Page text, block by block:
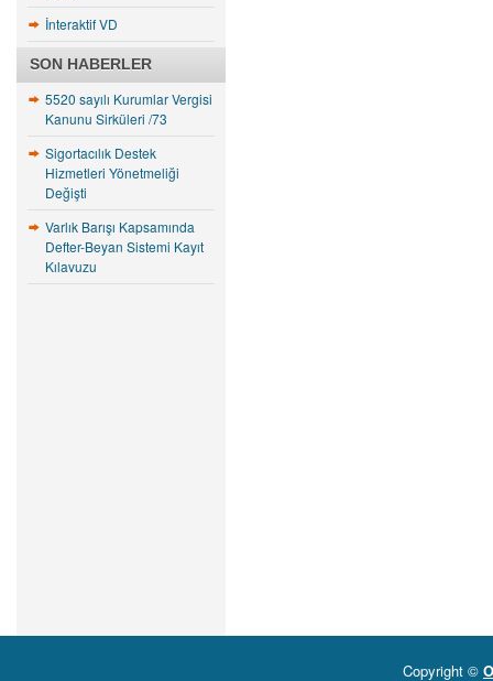
İnteraktif VD
SON HABERLER
5520 sayılı Kurumlar Vergisi
Kanunu Sirküleri /73
Sigortacılık Destek
Hizmetleri Yönetmeliği
Değişti
Varlık Barışı Kapsamında
Defter-Beyan Sistemi Kayıt
Kılavuzu
Copyright ©